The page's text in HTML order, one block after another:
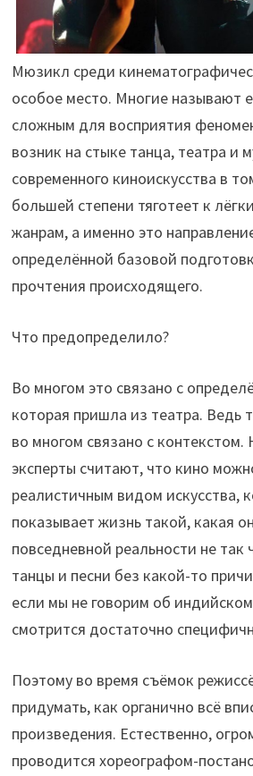
Мюзикл среди
особое место. Многие называют
сложным для восприятия
возник на стыке танца, театра и
современного киноискусства в
большей степени тяготеет к
жанрам, а именно это
определённой базовой
прочтения происходящего.
Что предопределило?
Во многом это связано с
которая пришла из театра. Ведь
во многом связано с контекстом.
эксперты считают, что кино
реалистичным видом искусства,
показывает жизнь такой, какая
повседневной реальности не так
танцы и песни без какой-то
если мы не говорим об
смотрится достаточно
Поэтому во время съёмок
придумать, как органично всё
произведения. Естественно,
проводится хореографом-